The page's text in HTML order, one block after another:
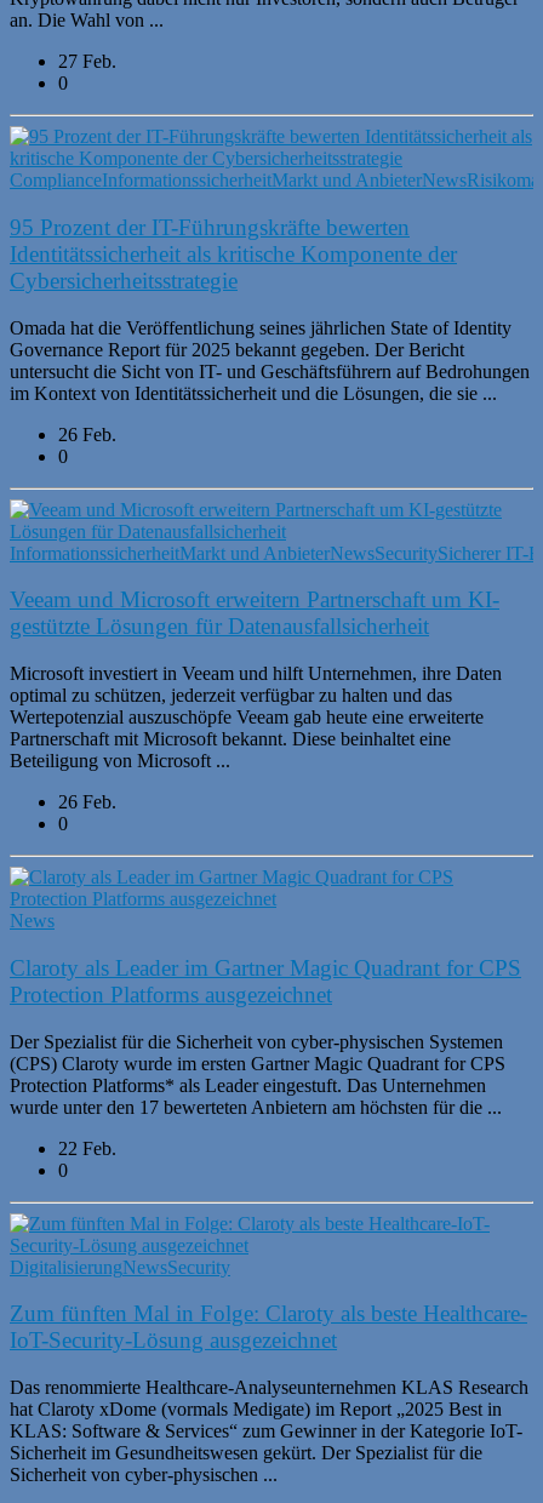
an. Die Wahl von ...
27 Feb.
0
ComplianceInformationssicherheitMarkt und AnbieterNews
95 Prozent der IT-Führungskräfte bewerten
Identitätssicherheit als kritische Komponente der
Cybersicherheitsstrategie
Omada hat die Veröffentlichung seines jährlichen State of Identity
Governance Report für 2025 bekannt gegeben. Der Bericht
untersucht die Sicht von IT- und Geschäftsführern auf Bedrohungen
im Kontext von Identitätssicherheit und die Lösungen, die sie ...
26 Feb.
0
InformationssicherheitMarkt und AnbieterNewsSecuritySicherer IT-
Veeam und Microsoft erweitern Partnerschaft um KI-
gestützte Lösungen für Datenausfallsicherheit
Microsoft investiert in Veeam und hilft Unternehmen, ihre Daten
optimal zu schützen, jederzeit verfügbar zu halten und das
Wertepotenzial auszuschöpfe Veeam gab heute eine erweiterte
Partnerschaft mit Microsoft bekannt. Diese beinhaltet eine
Beteiligung von Microsoft ...
26 Feb.
0
News
Claroty als Leader im Gartner Magic Quadrant for CPS
Protection Platforms ausgezeichnet
Der Spezialist für die Sicherheit von cyber-physischen Systemen
(CPS) Claroty wurde im ersten Gartner Magic Quadrant for CPS
Protection Platforms* als Leader eingestuft. Das Unternehmen
wurde unter den 17 bewerteten Anbietern am höchsten für die ...
22 Feb.
0
DigitalisierungNewsSecurity
Zum fünften Mal in Folge: Claroty als beste Healthcare-
IoT-Security-Lösung ausgezeichnet
Das renommierte Healthcare-Analyseunternehmen KLAS Research
hat Claroty xDome (vormals Medigate) im Report „2025 Best in
KLAS: Software & Services“ zum Gewinner in der Kategorie IoT-
Sicherheit im Gesundheitswesen gekürt. Der Spezialist für die
Sicherheit von cyber-physischen ...